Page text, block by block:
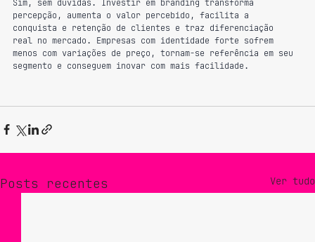
Sim, sem dúvidas. Investir em branding transforma
percepção, aumenta o valor percebido, facilita a
conquista e retenção de clientes e traz diferenciação
real no mercado. Empresas com identidade forte sofrem
menos com variações de preço, tornam-se referência em seu
segmento e conseguem inovar com mais facilidade.
Posts recentes Ver tudo